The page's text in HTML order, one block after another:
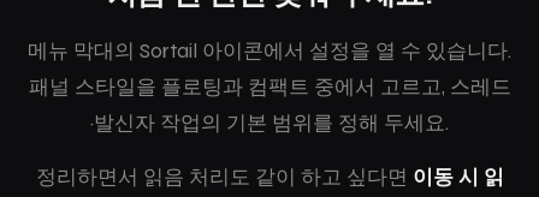
메뉴 막대의 Sortail 아이콘에서 설정을 열 수 있습니다.
패널 스타일을 플로팅과 컴팩트 중에서 고르고, 스레드
·발신자 작업의 기본 범위를 정해 두세요.
정리하면서 읽음 처리도 같이 하고 싶다면 이동 시 읽